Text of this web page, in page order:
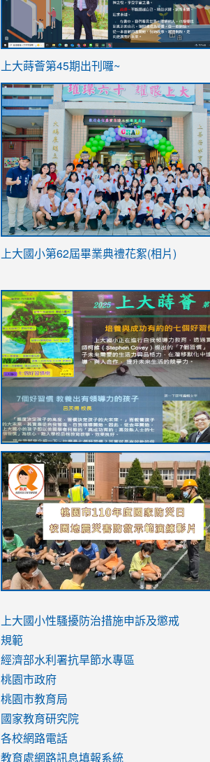
ink
https://sites.google.com/stes.tyc.edu.tw/
link
https://sites.google.com/stes.tyc.edu.tw/
上大蒔薈第45期出刊囉~
link
YfDQppRvyMk686kIw6SBbssEIZ6WnT/
usp=sharing
上大國小第62屆畢業典禮花絮(相片)
to
https://drive.google.com/file/d/1I-
YfDQppRvyMk686kIw6SBbssEIZ6WnT/
usp=sharing
to
https://sites.google.com/stes.tyc.edu.tw/
link
to
https://sites.google.com/stes.tyc.edu.tw/
link
to
https://drive.google.com/file/d/
usp=sharing
link
to
https://youtu.be/jJOMVWY3-
8M
link
to
https://drive.google.com/file/d/
usp=sharing
to
https://www.youtube.com/watch?
v=hC_gdZndU9s
to
https://www.youtube.com/watch?
v=hC_gdZndU9s
link
to
https://www.youtube.com/watch?
v=mfpNykQ0g4M
上大國小性騷擾防治措施申訴及懲戒
規範
經濟部水利署抗旱節水專區
桃園市政府
桃園市教育局
國家教育研究院
各校網路電話
教育處網路訊息填報系統